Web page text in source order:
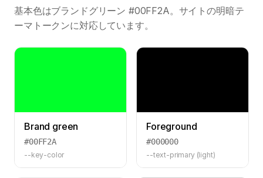
基本色はブランドグリーン #00FF2A。サイトの明暗テ
ーマトークンに対応しています。
Brand green
#00FF2A
--key-color
Foreground
#000000
--text-primary (light)